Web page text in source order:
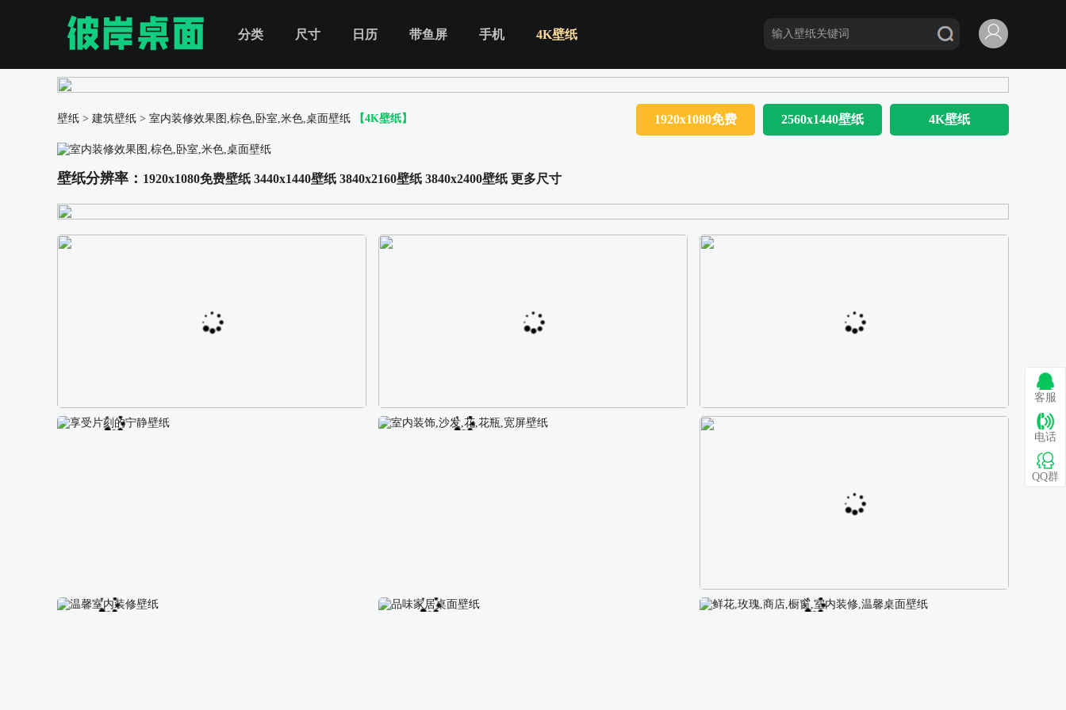
分类 尺寸 日历 带鱼屏 手机 4K壁纸
壁纸 > 建筑壁纸 > 室内装修效果图,棕色,卧室,米色,桌面壁纸 【4K壁纸】 1920x1080免费 2560x1440壁纸 4K壁纸
壁纸分辨率： 1920x1080免费壁纸 3440x1440壁纸 3840x2160壁纸 3840x2400壁纸 更多尺寸
阿尔卑斯山区自然风景壁纸 校园长发可爱美女4K电脑壁纸 巴图 古风白衣女孩骑马壁纸
享受片刻的宁静壁纸 室内装饰,沙发,花,花瓶,宽屏壁纸
客服
电话
QQ群